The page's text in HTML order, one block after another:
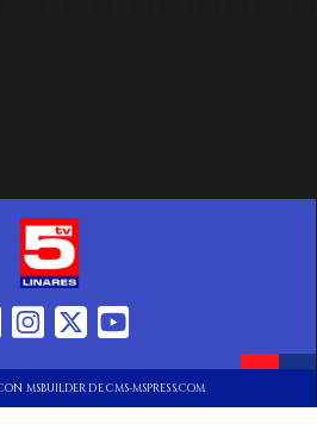
MSBUILDER DE CMS-MSPRESS.COM